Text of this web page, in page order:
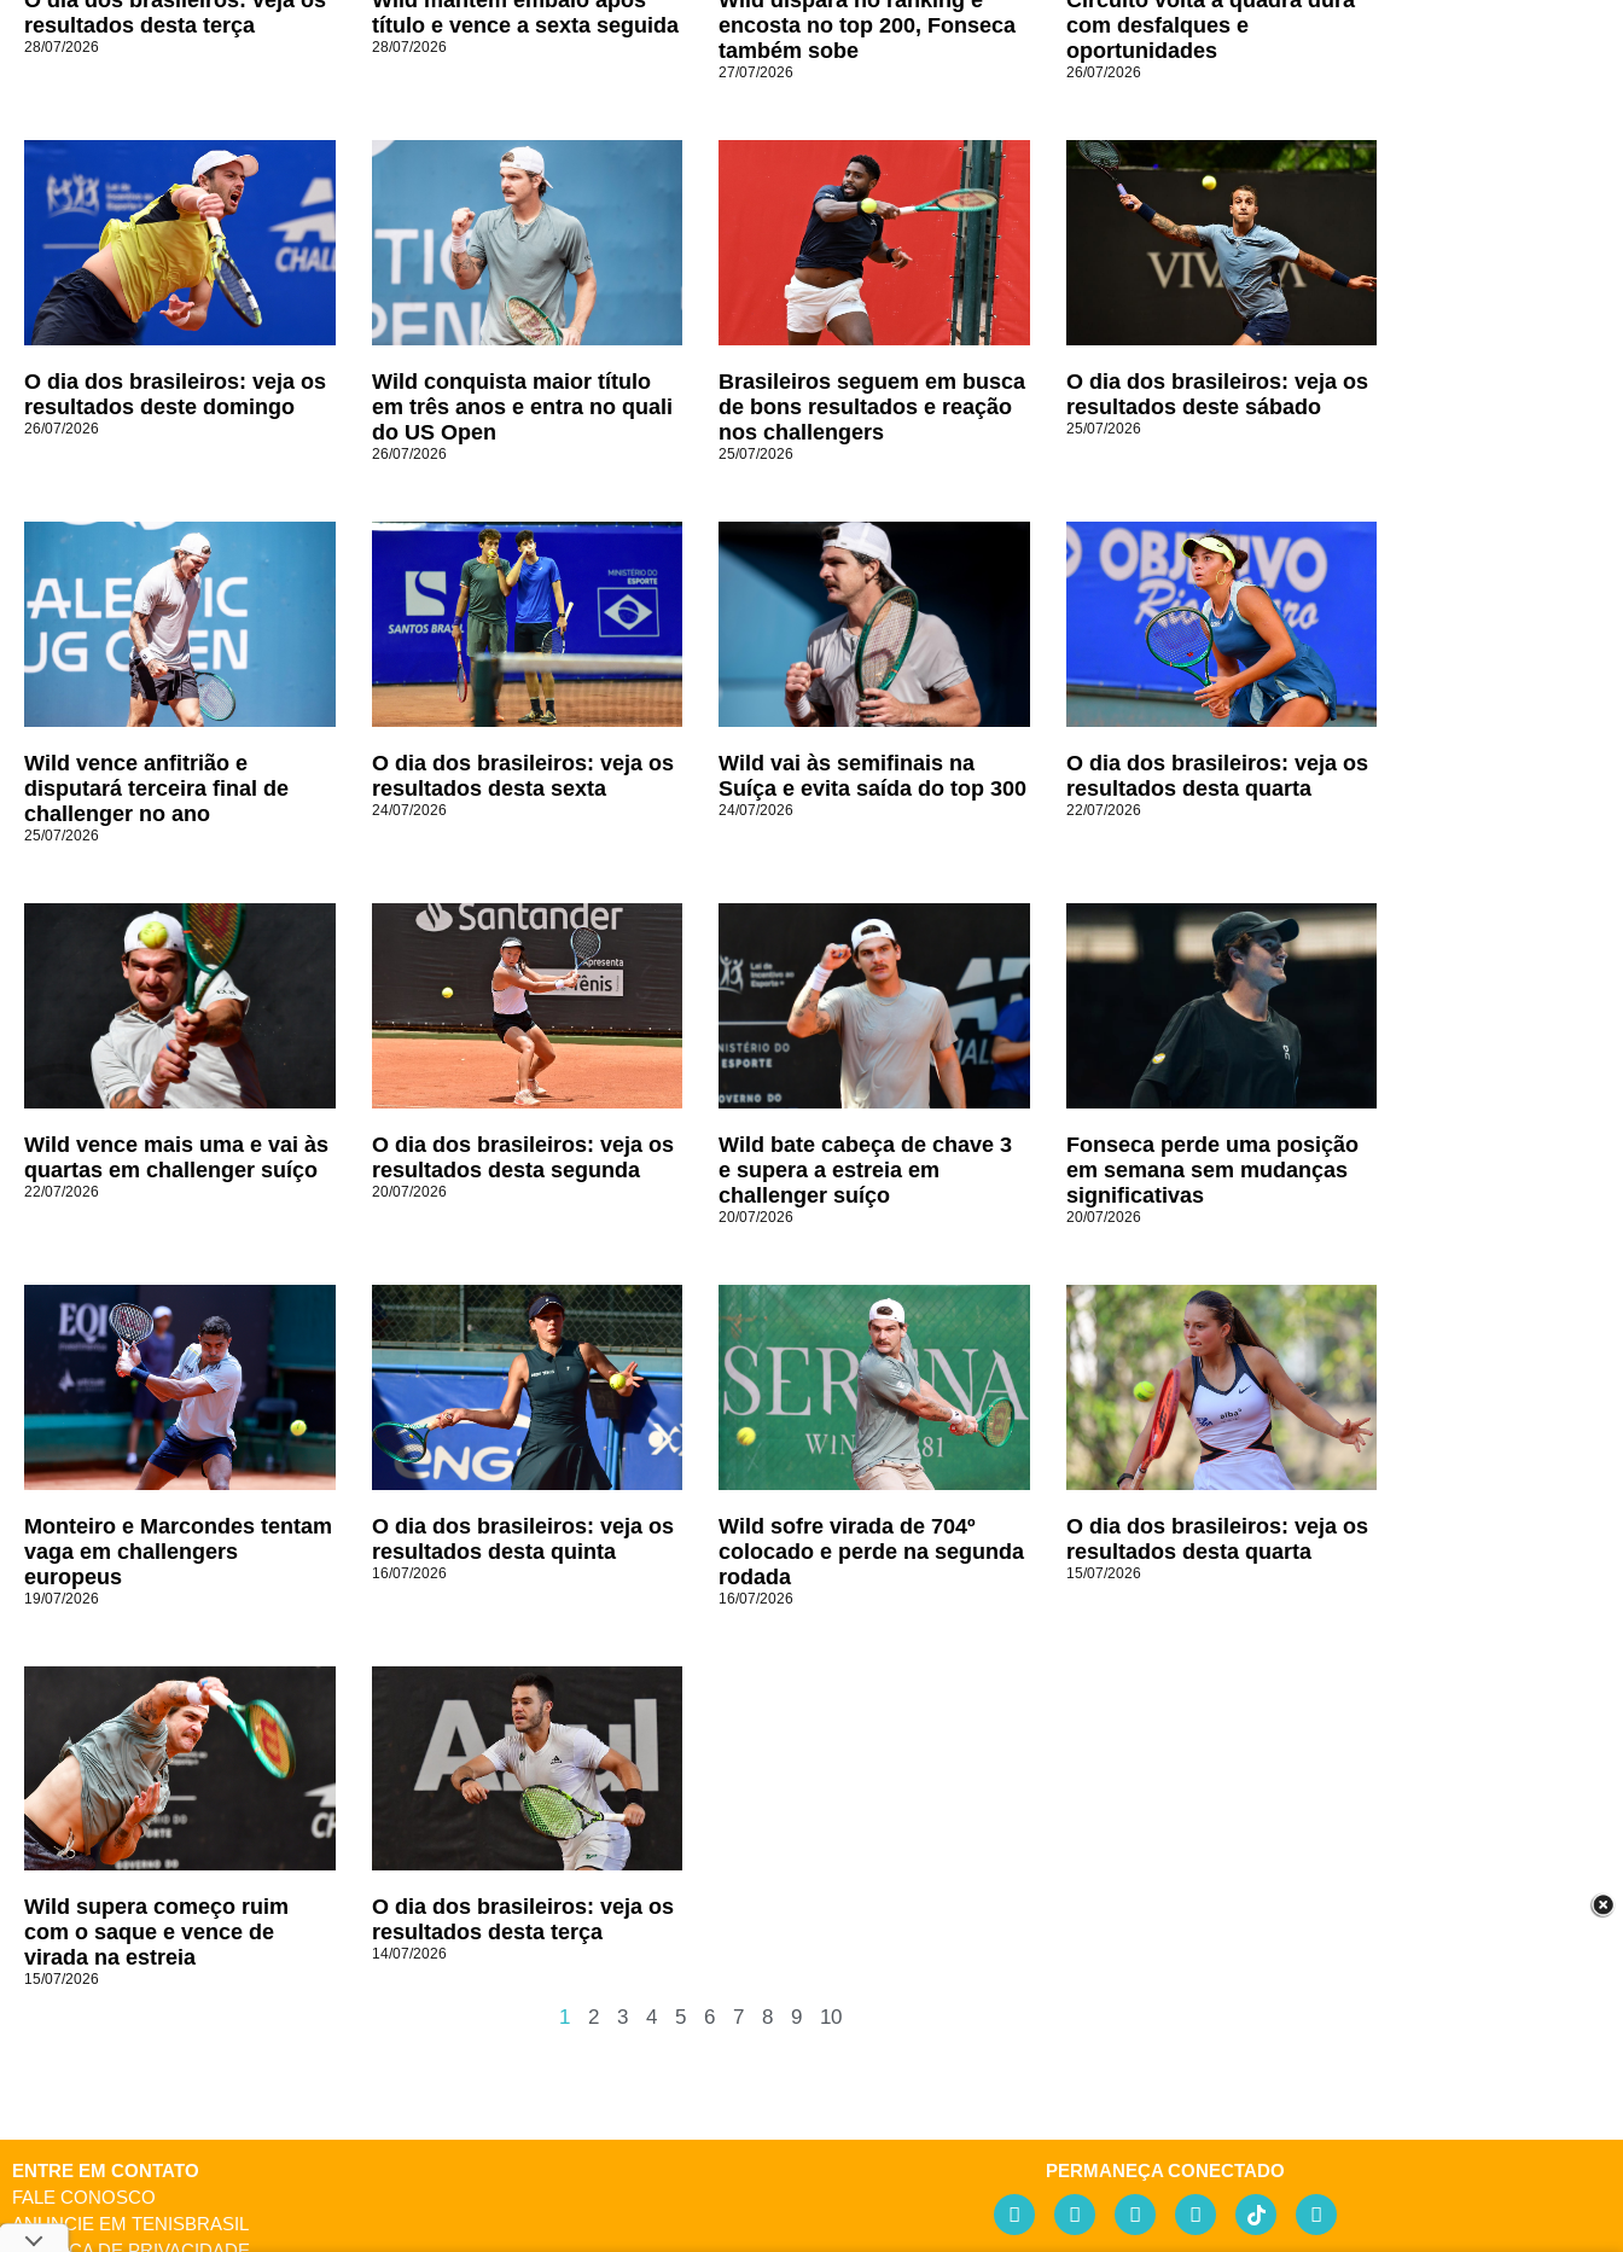
resultados desta terça
28/07/2026
título e vence a sexta seguida
28/07/2026
encosta no top 200, Fonseca
também sobe
27/07/2026
com desfalques e
oportunidades
26/07/2026
O dia dos brasileiros: veja os
resultados deste domingo
26/07/2026
Wild conquista maior título
em três anos e entra no quali
do US Open
26/07/2026
Brasileiros seguem em busca
de bons resultados e reação
nos challengers
25/07/2026
O dia dos brasileiros: veja os
resultados deste sábado
25/07/2026
Wild vence anfitrião e
disputará terceira final de
challenger no ano
25/07/2026
O dia dos brasileiros: veja os
resultados desta sexta
24/07/2026
Wild vai às semifinais na
Suíça e evita saída do top 300
24/07/2026
O dia dos brasileiros: veja os
resultados desta quarta
22/07/2026
Wild vence mais uma e vai às
quartas em challenger suíço
22/07/2026
O dia dos brasileiros: veja os
resultados desta segunda
20/07/2026
Wild bate cabeça de chave 3
e supera a estreia em
challenger suíço
20/07/2026
Fonseca perde uma posição
em semana sem mudanças
significativas
20/07/2026
Monteiro e Marcondes tentam
vaga em challengers
europeus
19/07/2026
O dia dos brasileiros: veja os
resultados desta quinta
16/07/2026
Wild sofre virada de 704º
colocado e perde na segunda
rodada
16/07/2026
O dia dos brasileiros: veja os
resultados desta quarta
15/07/2026
Wild supera começo ruim
com o saque e vence de
virada na estreia
15/07/2026
O dia dos brasileiros: veja os
resultados desta terça
14/07/2026
1 2 3 4 5 6 7 8 9 10
ENTRE EM CONTATO
FALE CONOSCO
ANUNCIE EM TENISBRASIL
PERMANEÇA CONECTADO